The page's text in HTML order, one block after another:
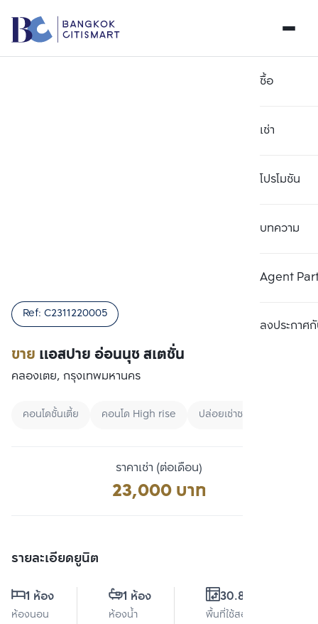
ซื้อ
เช่า
โปรโมชัน
บทความ
Agent
ลงประกาศกั
ขาย แอสปาย อ่อนนุช สเตชั่น
Ref: C2311220005
คลองเตย, กรุงเทพมหานคร
คอนโดชั้นเตี้ย คอนโด High rise ปล่อยเช่าชาวต่างชาติ
ราคาเช่า (ต่อเดือน)
23,000 บาท
รายละเอียดยูนิต
1 ห้อง
ห้องนอน
1 ห้อง
ห้องน้ำ
30.86 ตร.ม.
พื้นที่ใช้สอย
เปรียบเทียบ